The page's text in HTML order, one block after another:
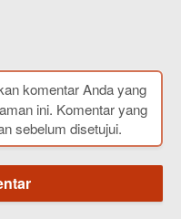
komentar Anda yang
ini. Komentar yang
sebelum disetujui.